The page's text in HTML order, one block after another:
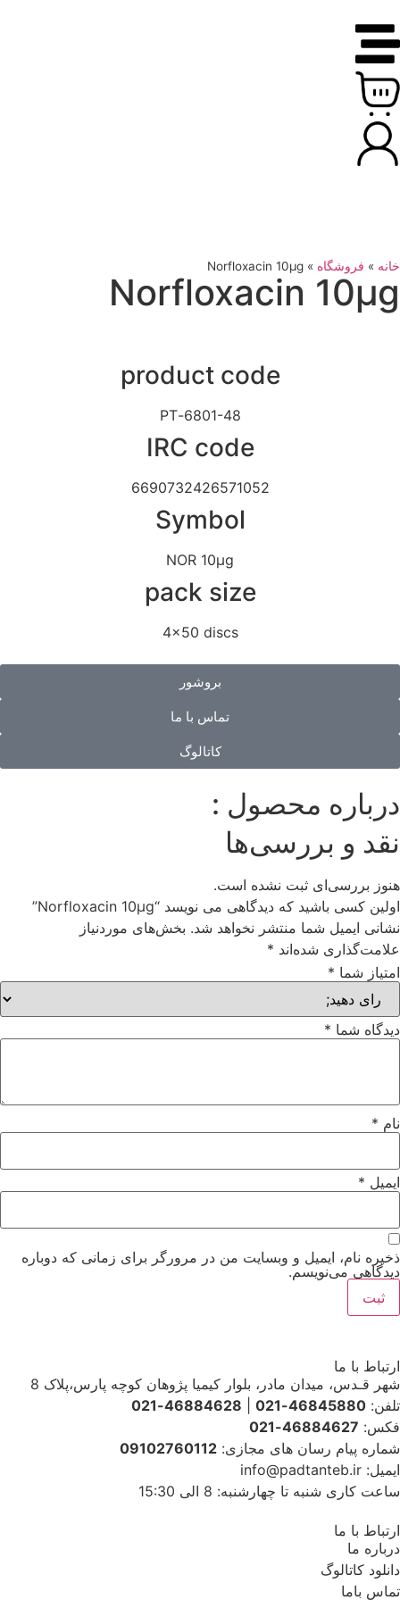
خانه » فروشگاه »
Norfloxacin 10μg
Norfloxacin 10μg
product code
6801-48-PT
IRC code
6690732426571052
Symbol
NOR 10μg
pack size
4x50 discs
بروشور
تماس با ما
کاتالوگ
درباره محصول :
نقد و بررسی‌ها
هنوز بررسی‌ای ثبت نشده است.
اولین کسی باشید که دیدگاهی می نویسد “Norfloxacin 10μg”
نشانی ایمیل شما منتشر نخواهد شد. بخش‌های موردنیاز
علامت‌گذاری شده‌اند *
امتیاز شما *
دیدگاه شما *
نام *
ایمیل *
ذخیره نام، ایمیل و وبسایت من در مرورگر برای زمانی که دوباره
دیدگاهی می‌نویسم.
ارتباط با ما
شهر قـدس، میدان مادر، بلوار کیمیا پژوهان کوچه پارس،پلاک 8
تلفن: 46845880-021
46884628-021
فکس: 46884627-021
شماره پیام رسان های مجازی: 09102760112
ایمیل: info@padtanteb.ir
ساعت کاری شنبه تا چهارشنبه: 8 الی 15:30
ارتباط با ما
درباره ما
دانلود کاتالوگ
تماس باما